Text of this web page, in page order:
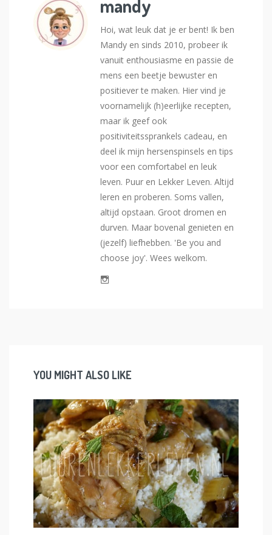
mandy
Hoi, wat leuk dat je er bent! Ik ben
Mandy en sinds 2010, probeer ik
vanuit enthousiasme en passie de
mens een beetje bewuster en
positiever te maken. Hier vind je
voornamelijk (h)eerlijke recepten,
maar ik geef ook
positiviteitssprankels cadeau, en
deel ik mijn hersenspinsels en tips
voor een comfortabel en leuk
leven. Puur en Lekker Leven. Altijd
leren en proberen. Soms vallen,
altijd opstaan. Groot dromen en
durven. Maar bovenal genieten en
(jezelf) liefhebben. 'Be you and
choose joy'. Wees welkom.
YOU MIGHT ALSO LIKE